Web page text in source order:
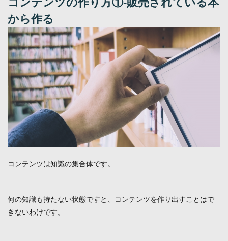
から作る
コンテンツは知識の集合体です。
何の知識も持たない状態ですと、コンテンツを作り出すことはで
きないわけです。